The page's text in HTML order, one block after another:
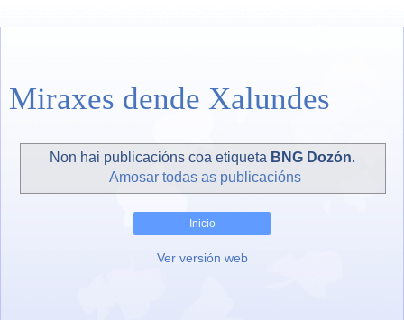
Miraxes dende Xalundes
Non hai publicacións coa etiqueta BNG Dozón.
Amosar todas as publicacións
Inicio
Ver versión web